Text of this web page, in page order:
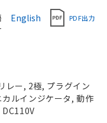
English PDF出力
レー, 2極, プラグイン
ルインジケータ, 動作